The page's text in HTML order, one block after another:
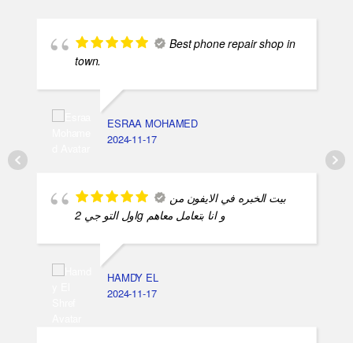
Best phone repair shop in
town.
ESRAA MOHAMED
2024-11-17
بيت الخبره في الايفون من
اول التو جي 2g و انا بتعامل معاهم
HAMDY EL
2024-11-17